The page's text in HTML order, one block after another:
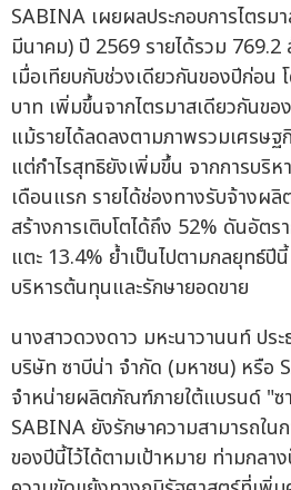
SABINA เผยผลประกอบการไตรม
มีนาคม) ปี 2569 รายได้รวม
เมื่อเทียบกับช่วงเดียวกันของปีก่อน
บาท เพิ่มขึ้นจากไตรมาสเดียวกันข
แม้รายได้ลดลงตามภาพรวมเศรษฐ
แต่กำไรสุทธิยังเพิ่มขึ้น จากการบริ
เดือนแรก รายได้ช่องทางรับจ้างผ
สร้างการเติบโตได้ถึง 52% ดันอัต
แตะ 13.4% ย้ำเป็นไปตามกลยุทธ์ปี
บริหารต้นทุนและรักษายอดขาย
นางสาวดวงดาว มหะนาวานนท์ ประ
บริษัท ซาบีน่า จำกัด (มหาชน) หรือ
จำหน่ายผลิตภัณฑ์ภายใต้แบรนด์ "ซ
SABINA ยังรักษาความสามารถใน
ของปีนี้ไว้ได้ตามเป้าหมาย ท่ามกลา